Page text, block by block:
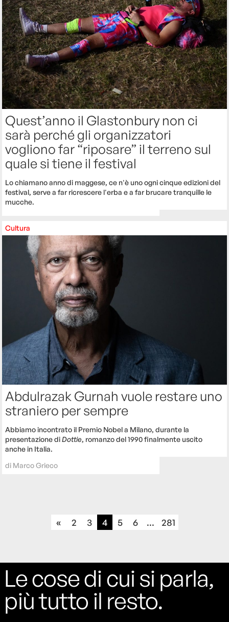
Quest’anno il Glastonbury non ci
sarà perché gli organizzatori
vogliono far “riposare” il terreno sul
quale si tiene il festival
Lo chiamano anno di maggese, ce n'è uno ogni cinque edizioni del
festival, serve a far ricrescere l'erba e a far brucare tranquille le
mucche.
Cultura
Abdulrazak Gurnah vuole restare uno
straniero per sempre
Abbiamo incontrato il Premio Nobel a Milano, durante la
presentazione diDottie, romanzo del 1990 finalmente uscito
anche in Italia.
di Marco Grieco
« 2 3 4 5 6 ... 281
Le cose di cui si parla,
più tutto il resto.